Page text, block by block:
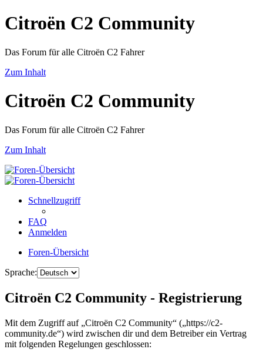
Citroën C2 Community
Das Forum für alle Citroën C2 Fahrer
Zum Inhalt
Citroën C2 Community
Das Forum für alle Citroën C2 Fahrer
Zum Inhalt
Schnellzugriff
FAQ
Anmelden
Foren-Übersicht
Sprache:
Citroën C2 Community - Registrierung
Mit dem Zugriff auf „Citroën C2 Community“ („https://c2-
community.de“) wird zwischen dir und dem Betreiber ein Vertrag
mit folgenden Regelungen geschlossen: